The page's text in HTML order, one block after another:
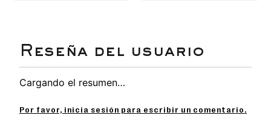
Cargando el resumen…
Por favor, inicia sesión para escribir un comentario.